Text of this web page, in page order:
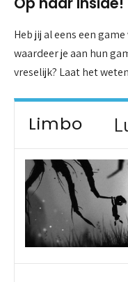
Heb jij al eens een
waardeer je aan hun
vreselijk? Laat het
Limbo